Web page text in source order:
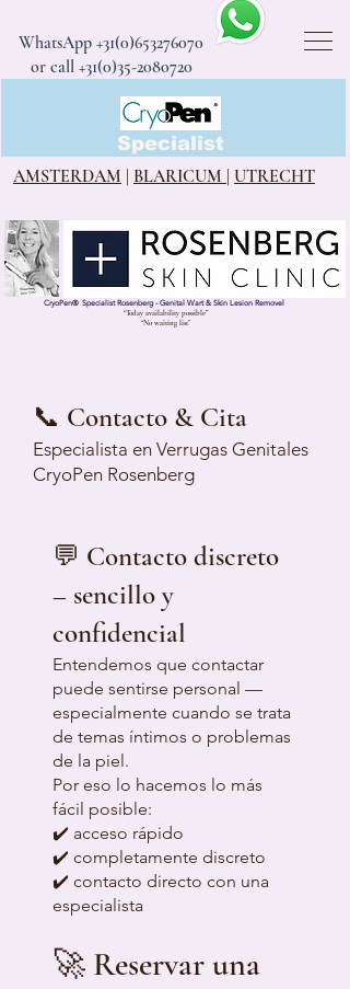
WhatsApp +31(0)653276070
or call +31(0)35-2080720
CryoPen®
Specialist
AMSTERDAM
BLARICUM UTRECHT
CryoPen® Specialist Rosenberg - Genital Wart & Skin Lesion Removel
“Today availability possible”
“No waiting list”
📞 Contacto & Cita
Especialista en Verrugas Genitales
CryoPen Rosenberg
💬 Contacto discreto
– sencillo y
confidencial
Entendemos que contactar
puede sentirse personal —
especialmente cuando se trata
de temas íntimos o problemas
de la piel.
Por eso lo hacemos lo más
fácil posible:
✔️ acceso rápido
✔️ completamente discreto
✔️ contacto directo con una
especialista
🚀 Reservar una